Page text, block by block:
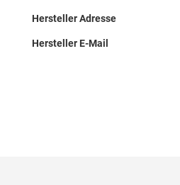
Hersteller Adresse
Hersteller E-Mail